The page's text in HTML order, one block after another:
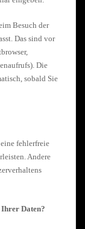
Besuch der
Das sind vor
Die
sobald Sie
fehlerfreie
Andere
Ihrer Daten?